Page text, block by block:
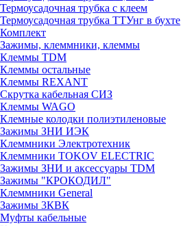
Термоусадочная трубка с клеем
Термоусадочная трубка ТТУнг в бухте
Комплект
Зажимы, клеммники, клеммы
Клеммы TDM
Клеммы остальные
Клеммы REXANT
Скрутка кабельная СИЗ
Клеммы WAGO
Клемные колодки полиэтиленовые
Зажимы ЗНИ ИЭК
Клеммники Электротехник
Клеммники TOKOV ELECTRIC
Зажимы ЗНИ и аксессуары TDM
Зажимы "КРОКОДИЛ"
Клеммники General
Зажимы 3КВК
Муфты кабельные